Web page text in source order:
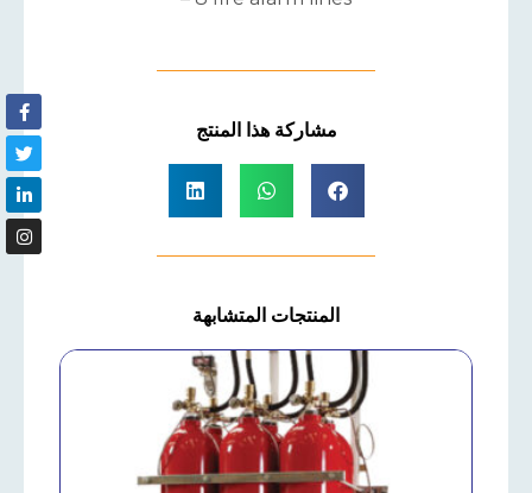
مشاركة هذا المنتج
المنتجات المتشابهة